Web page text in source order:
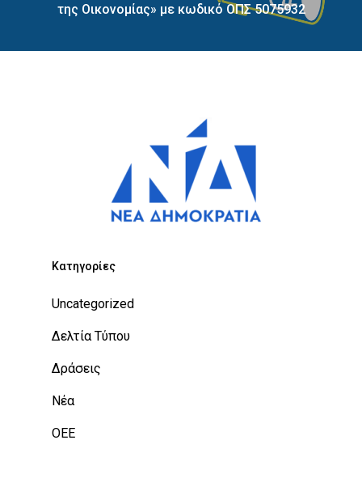
της Οικονομίας» με κωδικό ΟΠΣ 5075932
Kατηγορίες
Uncategorized
Δελτία Τύπου
Δράσεις
Νέα
ΟΕΕ